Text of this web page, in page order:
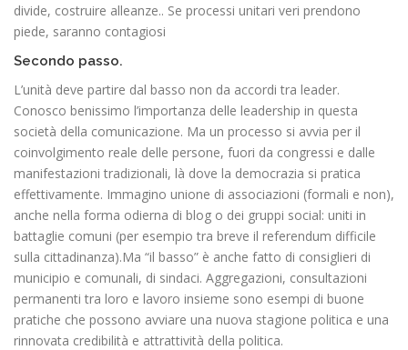
divide, costruire alleanze.. Se processi unitari veri prendono
piede, saranno contagiosi
Secondo passo.
L’unità deve partire dal basso non da accordi tra leader.
Conosco benissimo l’importanza delle leadership in questa
società della comunicazione. Ma un processo si avvia per il
coinvolgimento reale delle persone, fuori da congressi e dalle
manifestazioni tradizionali, là dove la democrazia si pratica
effettivamente. Immagino unione di associazioni (formali e non),
anche nella forma odierna di blog o dei gruppi social: uniti in
battaglie comuni (per esempio tra breve il referendum difficile
sulla cittadinanza).Ma “il basso” è anche fatto di consiglieri di
municipio e comunali, di sindaci. Aggregazioni, consultazioni
permanenti tra loro e lavoro insieme sono esempi di buone
pratiche che possono avviare una nuova stagione politica e una
rinnovata credibilità e attrattività della politica.